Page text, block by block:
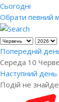
Сьогодні
Обрати певний
Попередній
Середа 10
Наступний день
Подій не